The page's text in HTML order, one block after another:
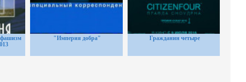
"Империя добра" Гражданин четыре